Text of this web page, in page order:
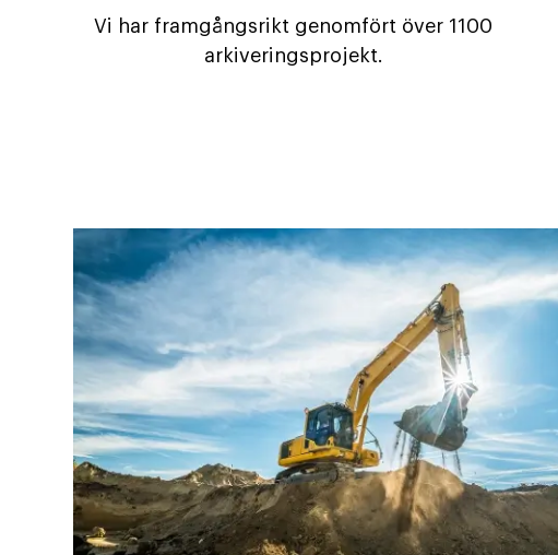
Vi har framgångsrikt genomfört över 1100
arkiveringsprojekt.